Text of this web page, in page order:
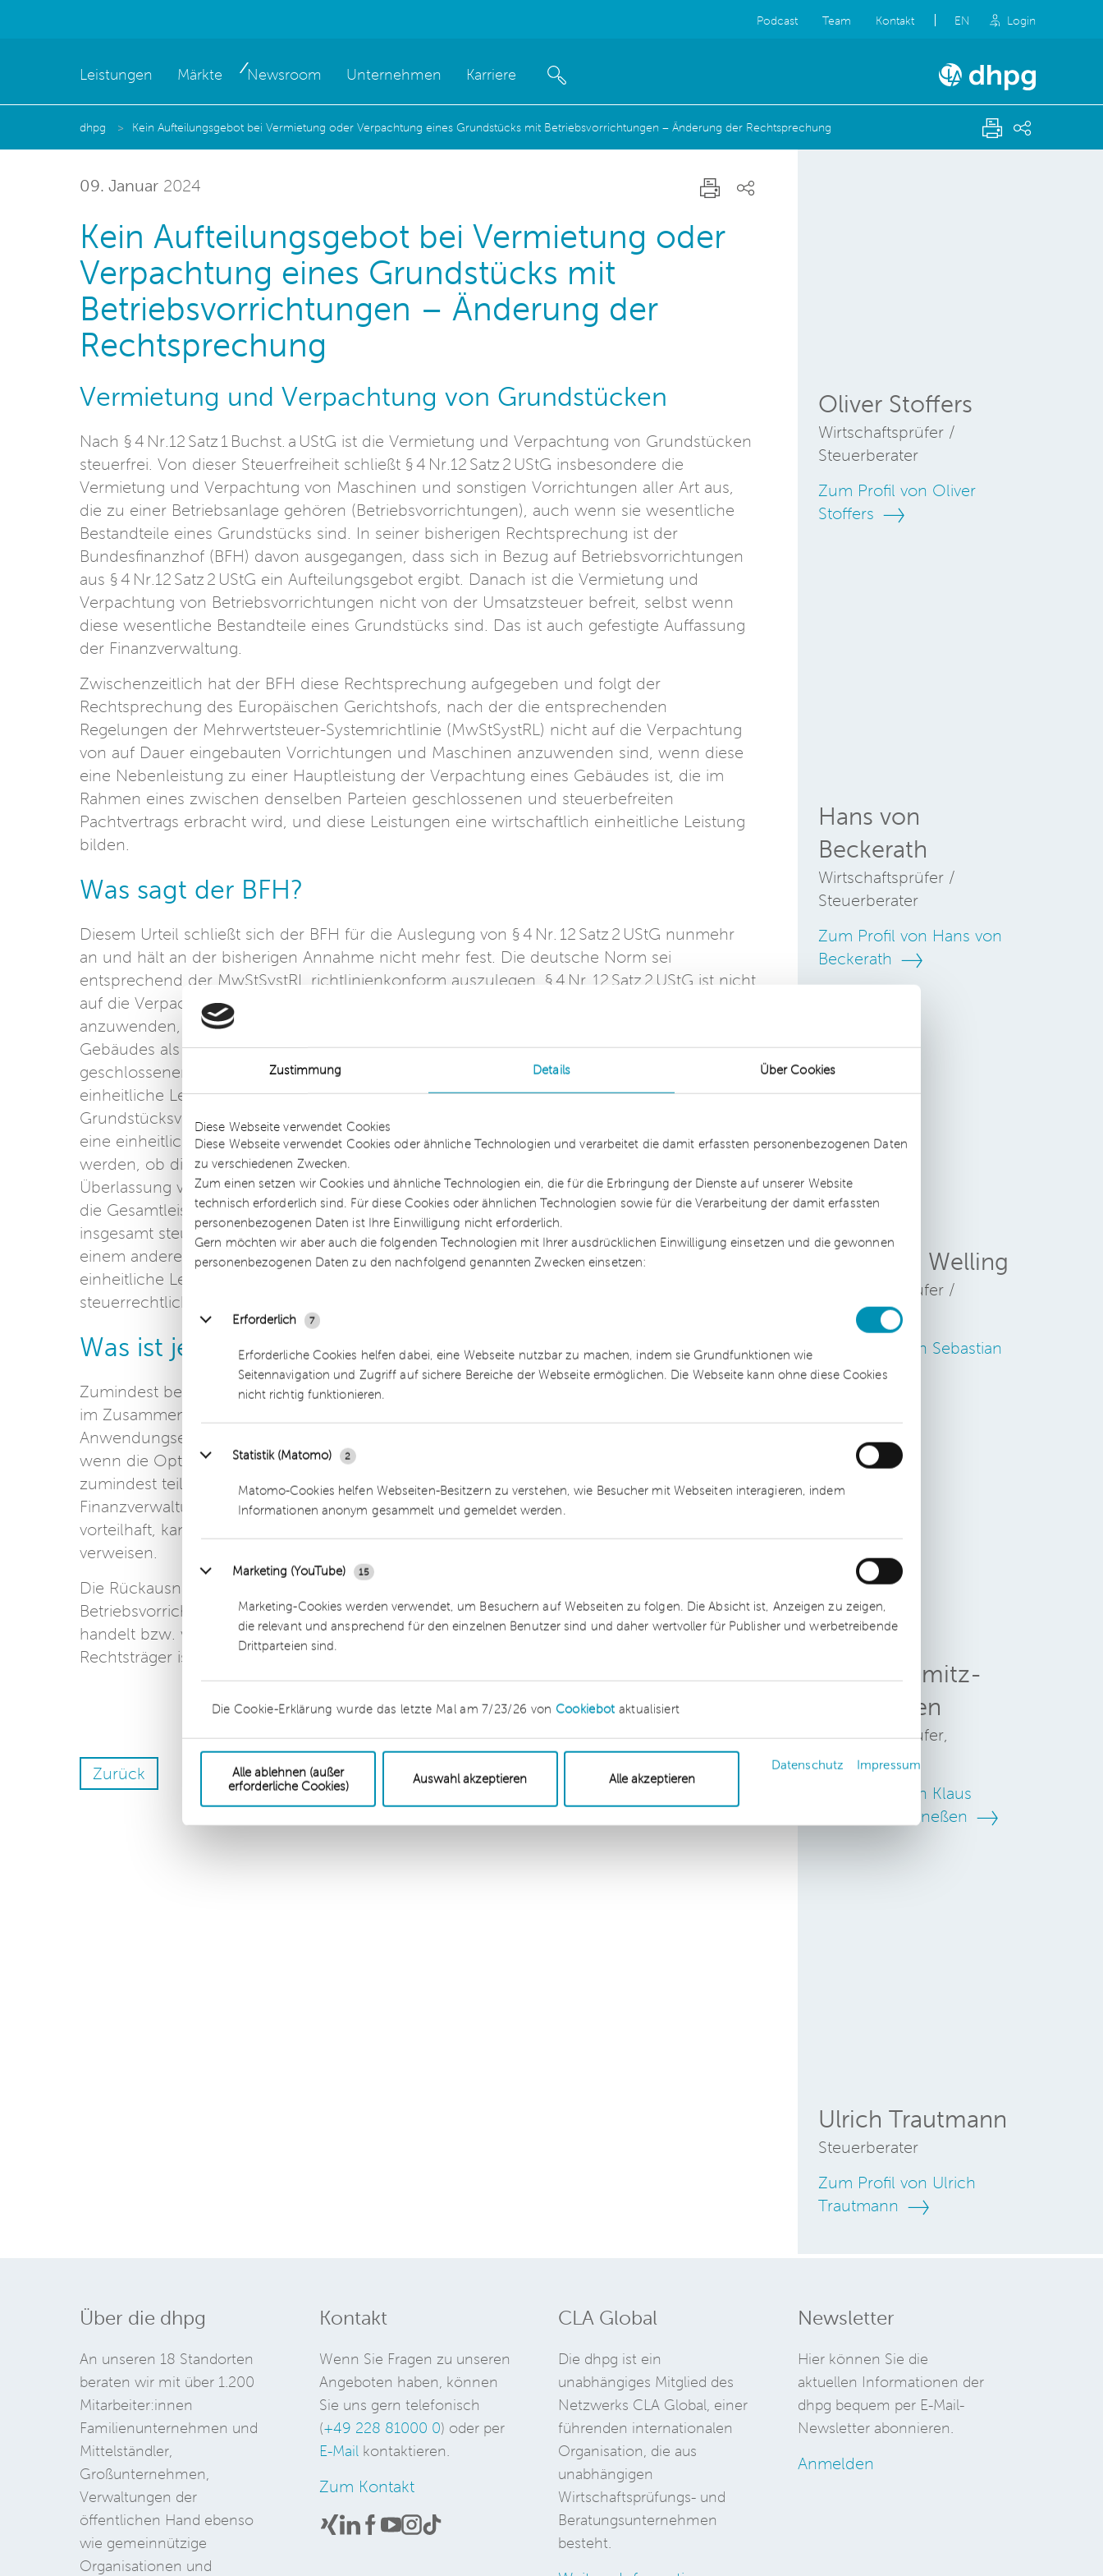
Zustimmung Details Über Cookies
Diese Webseite verwendet Cookies
Diese Webseite verwendet Cookies oder ähnliche Technologien und verarbeitet die damit erfassten personenbezogenen Daten
zu verschiedenen Zwecken.
Zum einen setzen wir Cookies und ähnliche Technologien ein, die für die Erbringung der Dienste auf unserer Website
technisch erforderlich sind. Für diese Cookies oder ähnlichen Technologien sowie für die Verarbeitung der damit erfassten
personenbezogenen Daten ist Ihre Einwilligung nicht erforderlich.
Gern möchten wir aber auch die folgenden Technologien mit Ihrer ausdrücklichen Einwilligung einsetzen und die gewonnen
personenbezogenen Daten zu den nachfolgend genannten Zwecken einsetzen:
Erforderlich 7
Erforderliche Cookies helfen dabei, eine Webseite nutzbar zu machen, indem sie Grundfunktionen wie
Seitennavigation und Zugriff auf sichere Bereiche der Webseite ermöglichen. Die Webseite kann ohne diese Cookies
nicht richtig funktionieren.
Statistik (Matomo) 2
Matomo-Cookies helfen Webseiten-Besitzern zu verstehen, wie Besucher mit Webseiten interagieren, indem
Informationen anonym gesammelt und gemeldet werden.
Marketing (YouTube) 15
Marketing-Cookies werden verwendet, um Besuchern auf Webseiten zu folgen. Die Absicht ist, Anzeigen zu zeigen,
die relevant und ansprechend für den einzelnen Benutzer sind und daher wertvoller für Publisher und werbetreibende
Drittparteien sind.
Die Cookie-Erklärung wurde das letzte Mal am 7/23/26 von Cookiebot aktualisiert
Alle ablehnen (außer
erforderliche Cookies)
Auswahl akzeptieren Alle akzeptieren
Datenschutz Impressum
Podcast Team Kontakt EN Login
Leistungen Märkte Newsroom Unternehmen Karriere
dhpg Kein Aufteilungsgebot bei Vermietung oder Verpachtung eines Grundstücks mit Betriebsvorrichtungen – Änderung der Rechtsprechung
09. Januar 2024
Kein Aufteilungsgebot bei Vermietung oder
Verpachtung eines Grundstücks mit
Betriebsvorrichtungen – Änderung der
Rechtsprechung
Vermietung und Verpachtung von Grundstücken
Nach § 4 Nr.12 Satz 1 Buchst. a UStG ist die Vermietung und Verpachtung von Grundstücken
steuerfrei. Von dieser Steuerfreiheit schließt § 4 Nr.12 Satz 2 UStG insbesondere die
Vermietung und Verpachtung von Maschinen und sonstigen Vorrichtungen aller Art aus,
die zu einer Betriebsanlage gehören (Betriebsvorrichtungen), auch wenn sie wesentliche
Bestandteile eines Grundstücks sind. In seiner bisherigen Rechtsprechung ist der
Bundesfinanzhof (BFH) davon ausgegangen, dass sich in Bezug auf Betriebsvorrichtungen
aus § 4 Nr.12 Satz 2 UStG ein Aufteilungsgebot ergibt. Danach ist die Vermietung und
Verpachtung von Betriebsvorrichtungen nicht von der Umsatzsteuer befreit, selbst wenn
diese wesentliche Bestandteile eines Grundstücks sind. Das ist auch gefestigte Auffassung
der Finanzverwaltung.
Zwischenzeitlich hat der BFH diese Rechtsprechung aufgegeben und folgt der
Rechtsprechung des Europäischen Gerichtshofs, nach der die entsprechenden
Regelungen der Mehrwertsteuer-Systemrichtlinie (MwStSystRL) nicht auf die Verpachtung
von auf Dauer eingebauten Vorrichtungen und Maschinen anzuwenden sind, wenn diese
eine Nebenleistung zu einer Hauptleistung der Verpachtung eines Gebäudes ist, die im
Rahmen eines zwischen denselben Parteien geschlossenen und steuerbefreiten
Pachtvertrags erbracht wird, und diese Leistungen eine wirtschaftlich einheitliche Leistung
bilden.
Was sagt der BFH?
Diesem Urteil schließt sich der BFH für die Auslegung von § 4 Nr. 12 Satz 2 UStG nunmehr
an und hält an der bisherigen Annahme nicht mehr fest. Die deutsche Norm sei
entsprechend der MwStSystRL richtlinienkonform auszulegen. § 4 Nr. 12 Satz 2 UStG ist nicht
auf die Verpachtung von auf Dauer eingebauten Vorrichtungen und Maschinen
anzuwenden, wenn es sich hierbei um eine Nebenleistung zur Verpachtung eines
Gebäudes als Hauptleistung handelt, die im Rahmen eines zwischen denselben Parteien
geschlossenen Vertrags nach § 4 Nr. 12 Satz 1 Buchst. a UStG steuerfrei ist, sodass eine
einheitliche Leistung vorliegt. Vorrangig ist nunmehr die Prüfung, ob es sich bei der
Grundstücksvermietung zusammen mit der Überlassung von Betriebsvorrichtungen um
eine einheitliche Leistung handelt. Allerdings muss im zweiten Schritt intensiv geprüft
werden, ob die Leistung als Hauptleistung anzusehen ist. Denkbar ist auch, dass die
Überlassung von Betriebsvorrichtungen die Grundstücksüberlassung dominiert. Dann wäre
die Gesamtleistung mit ihren Elementen der Überlassung von Maschinen und Gebäuden
insgesamt steuerpflichtig. Von einer Dominanz eines Leistungsbestandteils gegenüber
einem anderen kann aber nur dann gesprochen werden, wenn der Vorgang eine
einheitliche Leistung bildet. Ist das nicht der Fall, ist jede Leistung
steuerrechtlich eigenständig zu beurteilen.
Was ist jetzt zu erwarten?
Zumindest bei der Frage der Steuerpflicht oder Steuerbefreiung bei Betriebsvorrichtungen
im Zusammenhang mit Immobilien wird das Bundesministerium für Finanzen im
Anwendungserlass nachbessern müssen. Die Rechtsprechung kann nachteilig wirken,
wenn die Option zur Umsatzsteuerpflicht nicht eröffnet ist und damit die Möglichkeit des
zumindest teilweisen Vorsteuerabzugs entfällt. In diesen Fällen bleibt abzuwarten, ob die
Finanzverwaltung eine Übergangsregelung schafft. Ist die neue Sichtweise dagegen
vorteilhaft, kann schon jetzt versucht werden, auf die geänderte Rechtsprechung zu
verweisen.
Die Rückausnahme aus der Steuerbefreiung nach § 4 Nr.12 Satz 2 UStG bei den
Betriebsvorrichtungen dürfte aber weiterhin bestehen, wenn es sich um eine Einzelleistung
handelt bzw. wenn der Vermieter des Grundstücks (der Immobilie) ein anderer
Rechtsträger ist als der Vermieter der Betriebsvorrichtung.
Zurück
Oliver Stoffers
Wirtschaftsprüfer /
Steuerberater
Zum Profil von Oliver
Stoffers
Hans von
Beckerath
Wirtschaftsprüfer /
Steuerberater
Zum Profil von Hans von
Beckerath
Sebastian Welling
Wirtschaftsprüfer /
Steuerberater
Zum Profil von Sebastian
Welling
Klaus Schmitz-
Toenneßen
Wirtschaftsprüfer,
Steuerberater
Zum Profil von Klaus
Schmitz-Toenneßen
Ulrich Trautmann
Steuerberater
Zum Profil von Ulrich
Trautmann
Über die dhpg
An unseren 18 Standorten
beraten wir mit über 1.200
Mitarbeiter:innen
Familienunternehmen und
Mittelständler,
Großunternehmen,
Verwaltungen der
öffentlichen Hand ebenso
wie gemeinnützige
Organisationen und
Kontakt
Wenn Sie Fragen zu unseren
Angeboten haben, können
Sie uns gern telefonisch
(+49 228 81000 0) oder per
E-Mailkontaktieren.
Zum Kontakt
CLA Global
Die dhpg ist ein
unabhängiges Mitglied des
Netzwerks CLA Global, einer
führenden internationalen
Organisation, die aus
unabhängigen
Wirtschaftsprüfungs- und
Beratungsunternehmen
besteht.
Newsletter
Hier können Sie die
aktuellen Informationen der
dhpg bequem per E-Mail-
Newsletter abonnieren.
Anmelden